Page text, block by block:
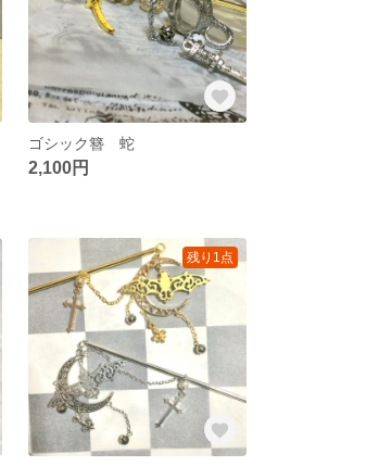
ゴシック簪 蛇
2,100円
残り1点